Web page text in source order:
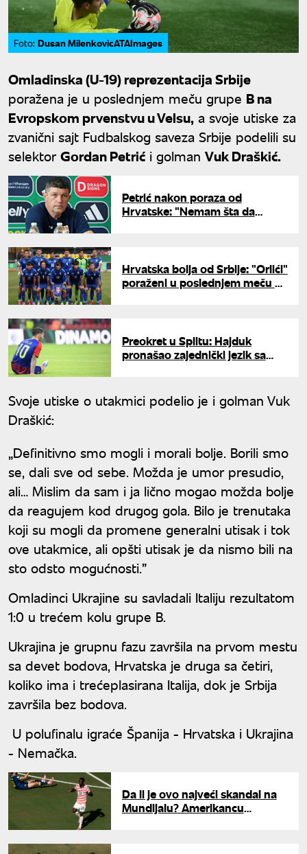
Foto: Dusan MilenkovicATAImages
Omladinska (U-19) reprezentacija Srbije
poražena je u poslednjem meču grupe B na
Evropskom prvenstvu u Velsu, a svoje utiske za
zvanični sajt Fudbalskog saveza Srbije podelili su
selektorGordan Petrić i golman Vuk Draškić.
Petrić nakon poraza od
Hrvatske: "Nemam šta da
Hrvatska bolja od Srbije: "Orlići"
poraženi u poslednjem meču na
Preokret u Splitu: Hajduk
pronašao zajednički jezik sa
Svoje utiske o utakmici podelio je i golman Vuk
Draškić:
„Definitivno smo mogli i morali bolje. Borili smo
se, dali sve od sebe. Možda je umor presudio,
ali… Mislim da sam i ja lično mogao možda bolje
da reagujem kod drugog gola. Bilo je trenutaka
koji su mogli da promene generalni utisak i tok
ove utakmice, ali opšti utisak je da nismo bili na
sto odsto mogućnosti.”
Omladinci Ukrajine su savladali Italiju rezultatom
1:0 u trećem kolu grupe B.
Ukrajina je grupnu fazu završila na prvom mestu
sa devet bodova, Hrvatska je druga sa četiri,
koliko ima i trećeplasirana Italija, dok je Srbija
završila bez bodova.
U polufinalu igraće Španija - Hrvatska i Ukrajina
- Nemačka.
Da li je ovo najveći skandal na
Mundijalu? Amerikancu